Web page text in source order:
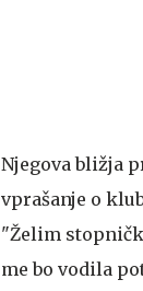
Njegova bližja
vprašanje o
"Želim
me bo vodila